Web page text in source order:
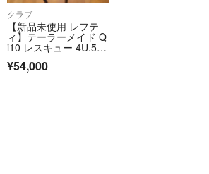
クラブ
【新品未使用 レフテ
ィ】テーラーメイド Q
i10 レスキュー 4U.5
¥54,000